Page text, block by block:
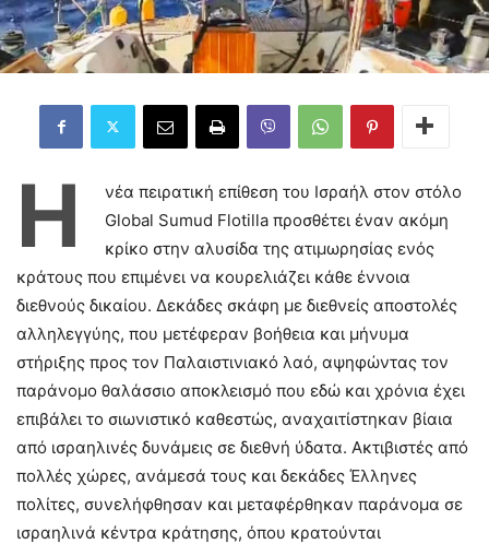
Η
νέα πειρατική επίθεση του Ισραήλ στον στόλο
Global Sumud Flotilla προσθέτει έναν ακόμη
κρίκο στην αλυσίδα της ατιμωρησίας ενός
κράτους που επιμένει να κουρελιάζει κάθε έννοια
διεθνούς δικαίου. Δεκάδες σκάφη με διεθνείς αποστολές
αλληλεγγύης, που μετέφεραν βοήθεια και μήνυμα
στήριξης προς τον Παλαιστινιακό λαό, αψηφώντας τον
παράνομο θαλάσσιο αποκλεισμό που εδώ και χρόνια έχει
επιβάλει το σιωνιστικό καθεστώς, αναχαιτίστηκαν βίαια
από ισραηλινές δυνάμεις σε διεθνή ύδατα. Ακτιβιστές από
πολλές χώρες, ανάμεσά τους και δεκάδες Έλληνες
πολίτες, συνελήφθησαν και μεταφέρθηκαν παράνομα σε
ισραηλινά κέντρα κράτησης, όπου κρατούνται